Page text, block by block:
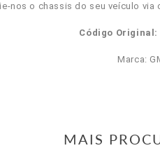
nos o chassis do seu veículo via
Código Original:
Marca:
MAIS